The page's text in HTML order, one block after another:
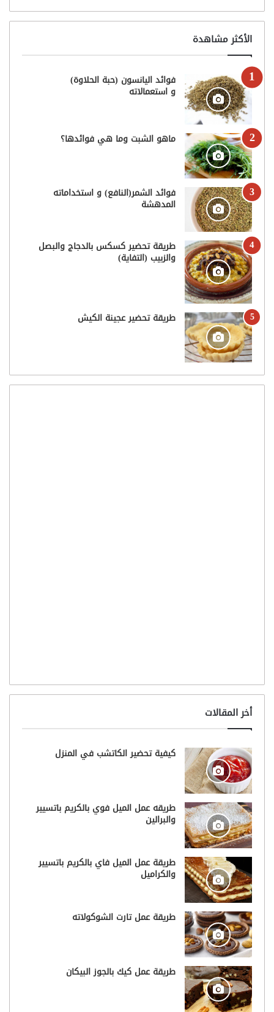
الأكثر مشاهدة
فوائد اليانسون (حبة الحلاوة)
و استعمالاته
ماهو الشبت وما هي فوائدها؟
فوائد الشمر(النافع) و استخداماته
المدهشة
طريقة تحضير كسكس بالدجاج والبصل
والزبيب (التفاية)
طريقة تحضير عجينة الكيش
أخر المقالات
كيفية تحضير الكاتشب في المنزل
طريقه عمل الميل فوي بالكريم باتسيير
والبرالين
طريقة عمل الميل فاي بالكريم باتسيير
والكراميل
طريقة عمل تارت الشوكولاته
طريقة عمل كيك بالجوز البيكان